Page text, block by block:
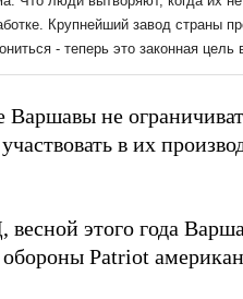
Варшавы не
в их
этого года
Patriot